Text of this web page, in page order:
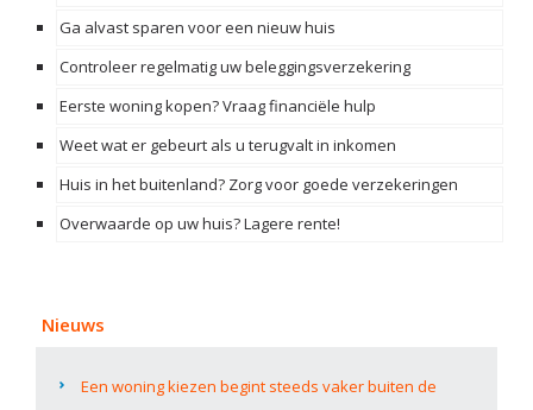
Ga alvast sparen voor een nieuw huis
Controleer regelmatig uw beleggingsverzekering
Eerste woning kopen? Vraag financiële hulp
Weet wat er gebeurt als u terugvalt in inkomen
Huis in het buitenland? Zorg voor goede verzekeringen
Overwaarde op uw huis? Lagere rente!
Nieuws
Een woning kiezen begint steeds vaker buiten de